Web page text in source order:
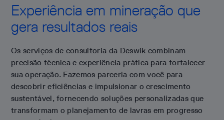
Experiência em mineração que
gera resultados reais
Os serviços de consultoria da Deswik combinam
precisão técnica e experiência prática para fortalecer
sua operação. Fazemos parceria com você para
descobrir eficiências e impulsionar o crescimento
sustentável, fornecendo soluções personalizadas que
transformam o planejamento de lavras em progresso